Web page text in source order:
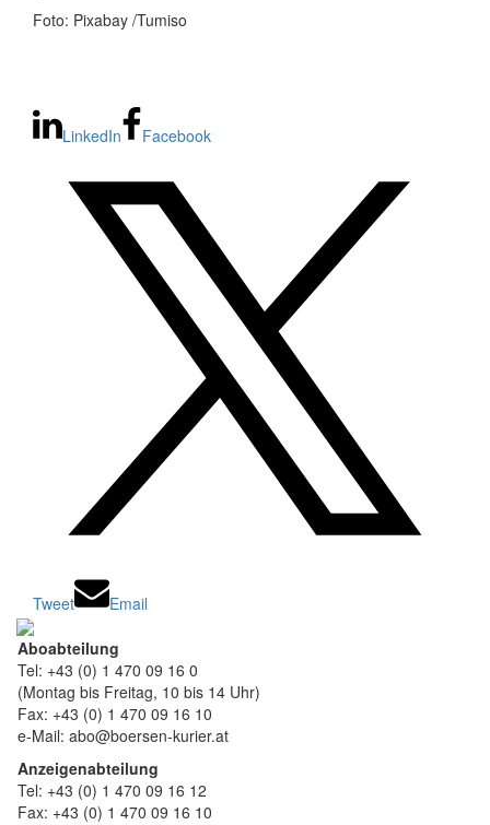
Foto: Pixabay /Tumiso
LinkedIn Facebook
Tweet Email
Aboabteilung
Tel: +43 (0) 1 470 09 16 0
(Montag bis Freitag, 10 bis 14 Uhr)
Fax: +43 (0) 1 470 09 16 10
e-Mail: abo@boersen-kurier.at
Anzeigenabteilung
Tel: +43 (0) 1 470 09 16 12
Fax: +43 (0) 1 470 09 16 10